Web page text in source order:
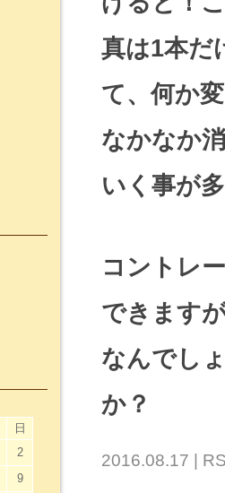
日
2
9
真は1本だ
て、何か
なかなか
いく事が
コントレ
できます
なんでし
か？
2016.08.17 |